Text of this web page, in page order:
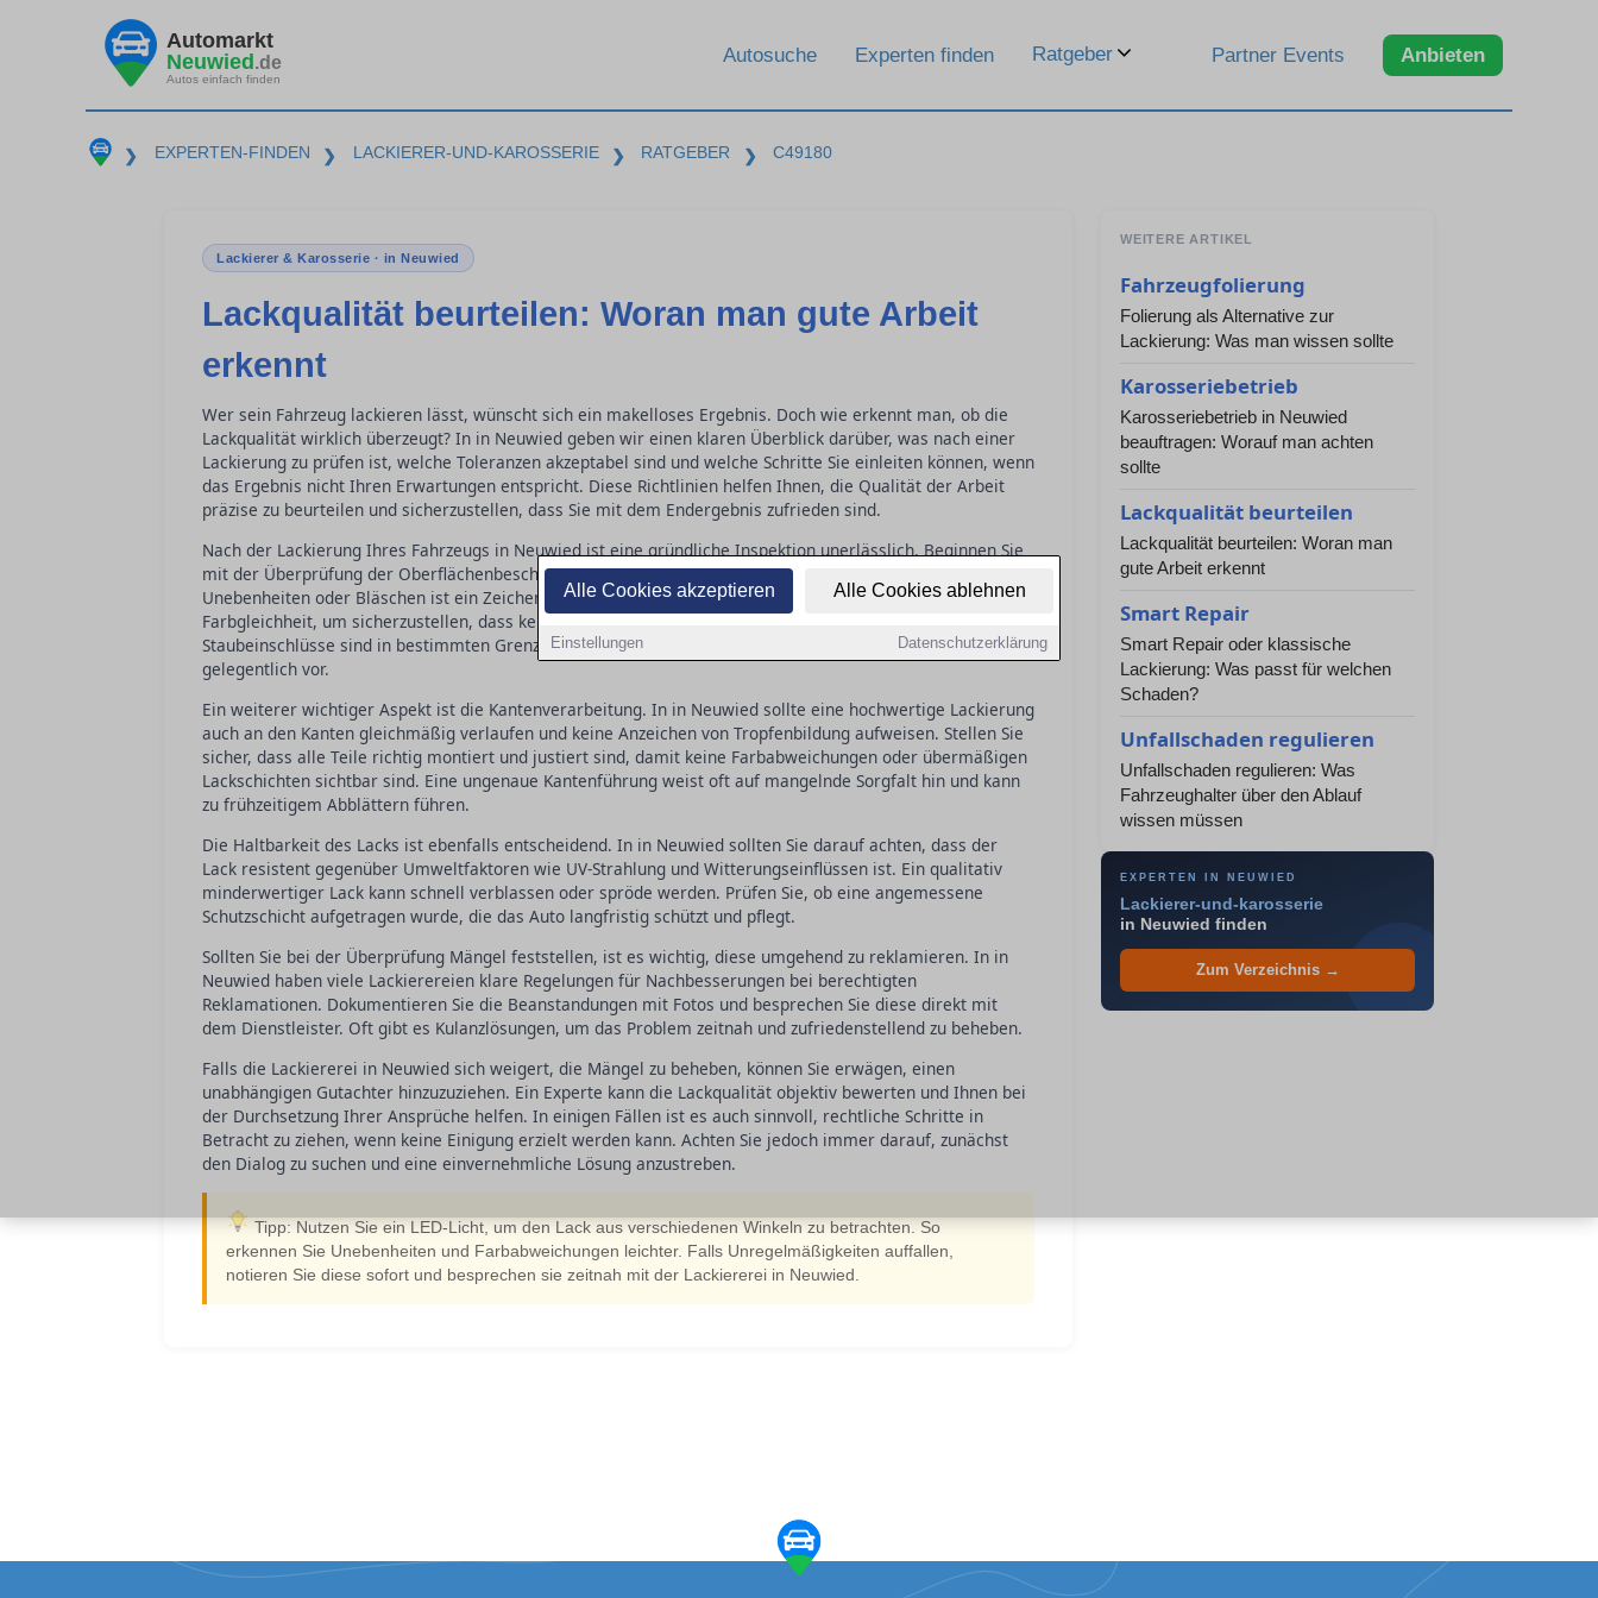
Alle Cookies akzeptieren Alle Cookies ablehnen
Einstellungen Datenschutzerklärung
Automarkt
Neuwied.de
Autos einfach finden
Autosuche Experten finden Ratgeber Partner Events Anbieten
❯ EXPERTEN-FINDEN ❯ LACKIERER-UND-KAROSSERIE ❯ RATGEBER ❯ C49180
Lackierer & Karosserie · in Neuwied
Lackqualität beurteilen: Woran man gute Arbeit
erkennt
Wer sein Fahrzeug lackieren lässt, wünscht sich ein makelloses Ergebnis. Doch wie erkennt man, ob die
Lackqualität wirklich überzeugt? In in Neuwied geben wir einen klaren Überblick darüber, was nach einer
Lackierung zu prüfen ist, welche Toleranzen akzeptabel sind und welche Schritte Sie einleiten können, wenn
das Ergebnis nicht Ihren Erwartungen entspricht. Diese Richtlinien helfen Ihnen, die Qualität der Arbeit
präzise zu beurteilen und sicherzustellen, dass Sie mit dem Endergebnis zufrieden sind.
Nach der Lackierung Ihres Fahrzeugs in Neuwied ist eine gründliche Inspektion unerlässlich. Beginnen Sie
mit der Überprüfung der Oberflächenbeschaffenheit: Eine gleichmäßige, glatte Struktur ohne sichtbare
Unebenheiten oder Bläschen ist ein Zeichen für qualitativ hochwertige Arbeit. Achten Sie auch auf
Farbgleichheit, um sicherzustellen, dass keine Unterschiede im Farbton erkennbar sind. Kleinere
Staubeinschlüsse sind in bestimmten Grenzen tolerierbar und kommen selbst bei besten Bedingungen
gelegentlich vor.
Ein weiterer wichtiger Aspekt ist die Kantenverarbeitung. In in Neuwied sollte eine hochwertige Lackierung
auch an den Kanten gleichmäßig verlaufen und keine Anzeichen von Tropfenbildung aufweisen. Stellen Sie
sicher, dass alle Teile richtig montiert und justiert sind, damit keine Farbabweichungen oder übermäßigen
Lackschichten sichtbar sind. Eine ungenaue Kantenführung weist oft auf mangelnde Sorgfalt hin und kann
zu frühzeitigem Abblättern führen.
Die Haltbarkeit des Lacks ist ebenfalls entscheidend. In in Neuwied sollten Sie darauf achten, dass der
Lack resistent gegenüber Umweltfaktoren wie UV-Strahlung und Witterungseinflüssen ist. Ein qualitativ
minderwertiger Lack kann schnell verblassen oder spröde werden. Prüfen Sie, ob eine angemessene
Schutzschicht aufgetragen wurde, die das Auto langfristig schützt und pflegt.
Sollten Sie bei der Überprüfung Mängel feststellen, ist es wichtig, diese umgehend zu reklamieren. In in
Neuwied haben viele Lackierereien klare Regelungen für Nachbesserungen bei berechtigten
Reklamationen. Dokumentieren Sie die Beanstandungen mit Fotos und besprechen Sie diese direkt mit
dem Dienstleister. Oft gibt es Kulanzlösungen, um das Problem zeitnah und zufriedenstellend zu beheben.
Falls die Lackiererei in Neuwied sich weigert, die Mängel zu beheben, können Sie erwägen, einen
unabhängigen Gutachter hinzuzuziehen. Ein Experte kann die Lackqualität objektiv bewerten und Ihnen bei
der Durchsetzung Ihrer Ansprüche helfen. In einigen Fällen ist es auch sinnvoll, rechtliche Schritte in
Betracht zu ziehen, wenn keine Einigung erzielt werden kann. Achten Sie jedoch immer darauf, zunächst
den Dialog zu suchen und eine einvernehmliche Lösung anzustreben.
Tipp: Nutzen Sie ein LED-Licht, um den Lack aus verschiedenen Winkeln zu betrachten. So
erkennen Sie Unebenheiten und Farbabweichungen leichter. Falls Unregelmäßigkeiten auffallen,
notieren Sie diese sofort und besprechen sie zeitnah mit der Lackiererei in Neuwied.
WEITERE ARTIKEL
Fahrzeugfolierung
Folierung als Alternative zur
Lackierung: Was man wissen sollte
Karosseriebetrieb
Karosseriebetrieb in Neuwied
beauftragen: Worauf man achten
sollte
Lackqualität beurteilen
Lackqualität beurteilen: Woran man
gute Arbeit erkennt
Smart Repair
Smart Repair oder klassische
Lackierung: Was passt für welchen
Schaden?
Unfallschaden regulieren
Unfallschaden regulieren: Was
Fahrzeughalter über den Ablauf
wissen müssen
EXPERTEN IN NEUWIED
Lackierer-und-karosserie
in Neuwied finden
Zum Verzeichnis →